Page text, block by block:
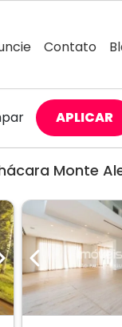
Contato
APLICAR
Monte
Previous